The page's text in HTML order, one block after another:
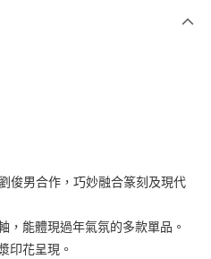
俊男合作，巧妙融合篆刻及現代
，能體現過年氣氛的多款單品。
印花呈現。